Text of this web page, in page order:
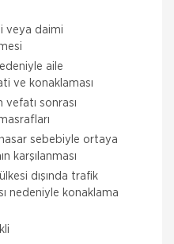
veya daimi
aile
ve konaklaması
vefatı sonrası
sebebiyle ortaya
karşılanması
dışında trafik
nedeniyle konaklama